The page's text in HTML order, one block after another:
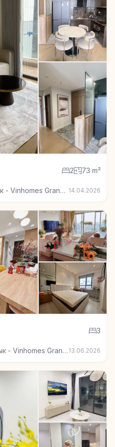
Дык - Vinhomes Grand
2 73 m²
Grand Park 14.04.2026
Дык - Vinhomes Grand
3
Vinhomes Grand Park 13.06.2026